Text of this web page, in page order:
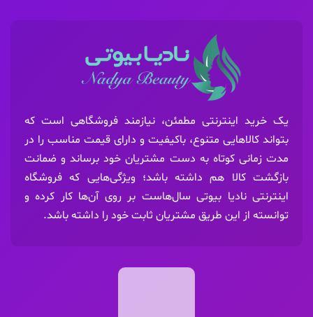
یک خرید اینترنتی مطمئن، نیازمند فروشگاهی است که
بتواند کالاهایی متنوع، باکیفیت و دارای قیمت مناسب را در
مدت زمانی کوتاه به دست مشتریان خود برساند و ضمانت
بازگشت کالا هم داشته باشد؛ ویژگی‌هایی که فروشگاه
اینترنتی نادیا بیوتی سال‌هاست بر روی آن‌ها کار کرده و
توانسته از این طریق مشتریان ثابت خود را داشته باشد.